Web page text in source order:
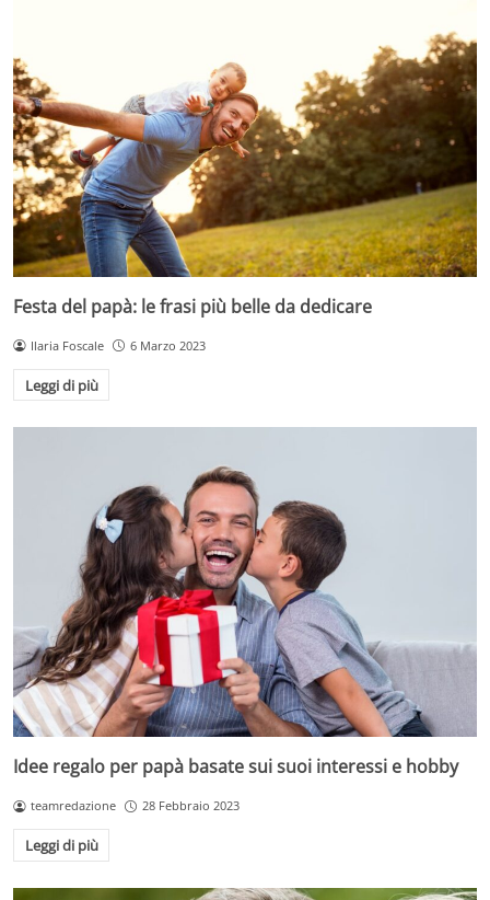
Festa del papà: le frasi più belle da dedicare
Ilaria Foscale 6 Marzo 2023
Leggi di più
Idee regalo per papà basate sui suoi interessi e hobby
teamredazione 28 Febbraio 2023
Leggi di più